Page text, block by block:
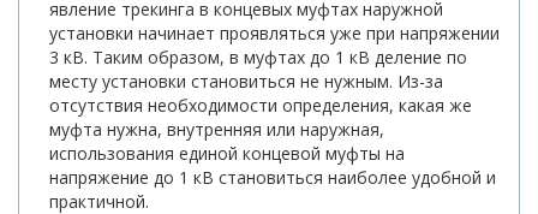
явление трекинга в концевых муфтах наружной
установки начинает проявляться уже при напряжении
3 кВ. Таким образом, в муфтах до 1 кВ деление по
месту установки становиться не нужным. Из-за
отсутствия необходимости определения, какая же
муфта нужна, внутренняя или наружная,
использования единой концевой муфты на
напряжение до 1 кВ становиться наиболее удобной и
практичной.